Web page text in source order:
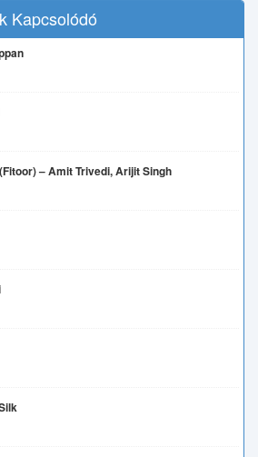
Kapcsolódó
– Amit Trivedi, Arijit Singh